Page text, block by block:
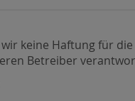
keine Haftung für
Betreiber